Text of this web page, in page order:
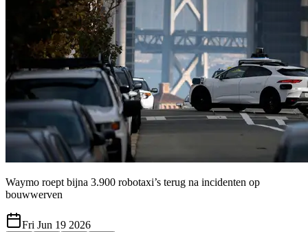
Waymo roept bijna 3.900 robotaxi’s terug na incidenten op
bouwwerven
Fri Jun 19 2026